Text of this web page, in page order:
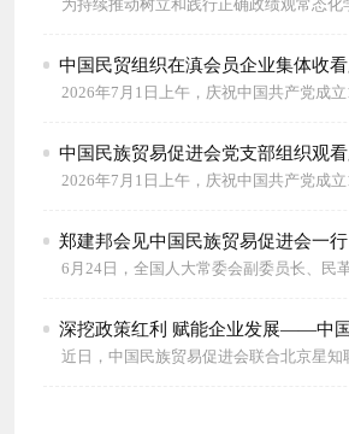
郑建邦会见中国民族贸易促进会一行